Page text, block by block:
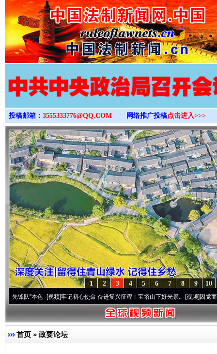
>
投稿邮箱： 3555333776@QQ.COM 网络推广投稿点击进入>>>
10
9
8
7
6
5
4
3
2
1
本色·[视频]牢记初心使命 奋进复兴征程丨宝塔山下好光景..·[视频]因党而生 为党而
首页 » 政要论坛